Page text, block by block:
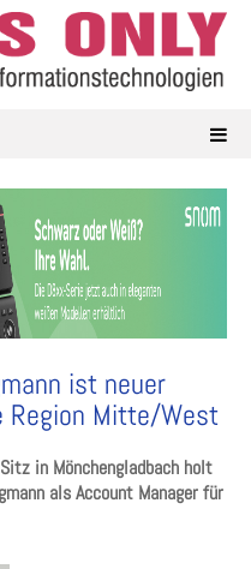
ist neuer
Region Mitte/West
in Mönchengladbach holt
als Account Manager für